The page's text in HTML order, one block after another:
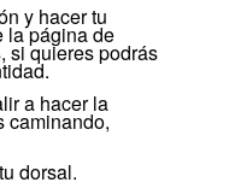
y hacer tu
la página de
si quieres podrás
a hacer la
caminando,
dorsal.